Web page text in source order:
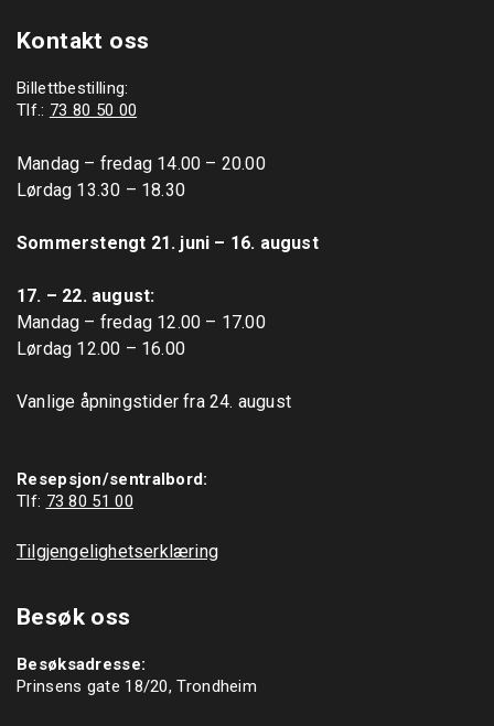
Kontakt oss
Billettbestilling:
Tlf.: 73 80 50 00
Mandag – fredag 14.00 – 20.00
Lørdag 13.30 – 18.30
Sommerstengt 21. juni – 16. august
17. – 22. august:
Mandag – fredag 12.00 – 17.00
Lørdag 12.00 – 16.00
Vanlige åpningstider fra 24. august
Resepsjon/sentralbord:
Tlf: 73 80 51 00
Tilgjengelighetserklæring
Besøk oss
Besøksadresse:
Prinsens gate 18/20, Trondheim